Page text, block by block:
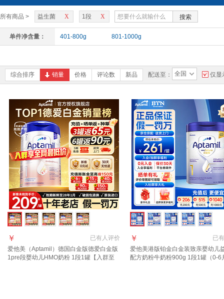
所有商品 > X
益生菌 X
1段 搜索
单件净含量： 401-800g 801-1000g
综合排序 销量 价格 评论数 新品 配送至： 全国 仅显
已有人评价
￥
爱他美（Aptamil）德国白金版德爱白金版
1pre段婴幼儿HMO奶粉 1段1罐【入群至
已有
￥
爱他美港版铂金白金装致亲婴幼儿
配方奶粉牛奶粉900g 1段1罐（0-6